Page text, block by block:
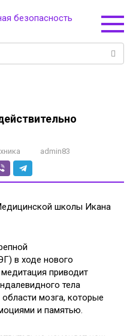
admin83
школы Икана
в ходе нового
приводит
тела
мозга, которые
и памятью.